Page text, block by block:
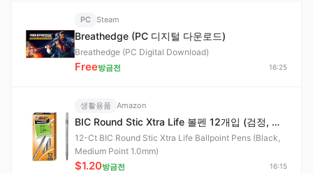
PC Steam
Breathedge (PC 디지털 다운로드)
Breathedge (PC Digital Download)
Free방금전 16:25
생활용품 Amazon
BIC Round Stic Xtra Life 볼펜 12개입 (검정, 중간심 1.0mm)
12-Ct BIC Round Stic Xtra Life Ballpoint Pens (Black,
Medium Point 1.0mm)
$1.20방금전 16:15